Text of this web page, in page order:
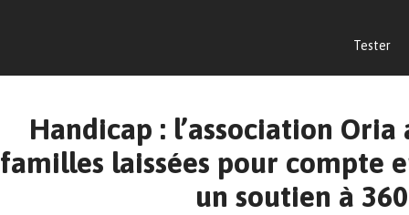
Tester
Handicap : l’association
familles laissées pour compte
un soutien à 360